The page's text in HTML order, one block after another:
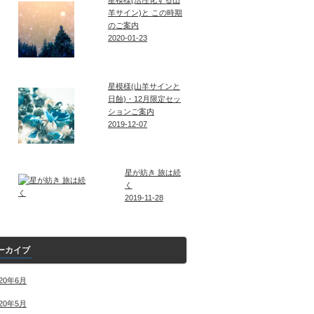
羊サイン)と この時期
のご案内
2020-01-23
星模様(山羊サインと
日蝕)・12月限定セッ
ションご案内
2019-12-07
星が紡き 旅は続
く
2019-11-28
カイブ
年6月
年5月